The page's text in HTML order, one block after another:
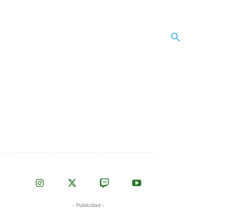
- Publicidad -